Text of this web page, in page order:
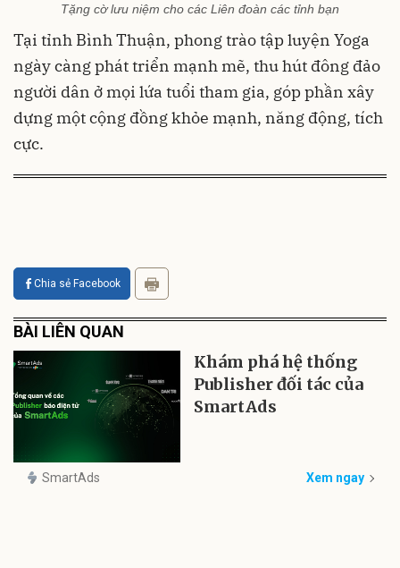
Tặng cờ lưu niệm cho các Liên đoàn các tỉnh bạn
Tại tỉnh Bình Thuận, phong trào tập luyện Yoga
ngày càng phát triển mạnh mẽ, thu hút đông đảo
người dân ở mọi lứa tuổi tham gia, góp phần xây
dựng một cộng đồng khỏe mạnh, năng động, tích
cực.
Chia sẻ Facebook
BÀI LIÊN QUAN
Khám phá hệ thống
Publisher đối tác của
SmartAds
SmartAds Xem ngay